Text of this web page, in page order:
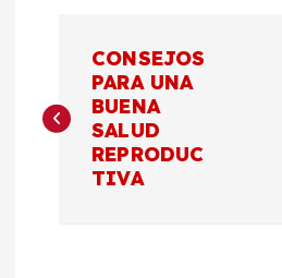
a
v
CONSEJOS
PARA UNA
BUENA
SALUD
REPRODUC
TIVA